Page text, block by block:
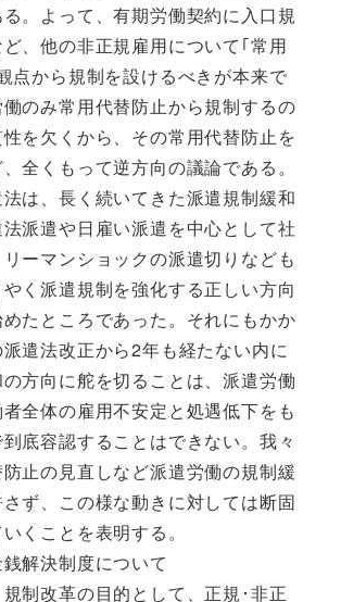
。よって、有期労働契約に入口規
、他の非正規雇用について｢常用
点から規制を設けるべきが本来で
のみ常用代替防止から規制するの
を欠くから、その常用代替防止を
全くもって逆方向の議論である。
は、長く続いてきた派遣規制緩和
派遣や日雇い派遣を中心として社
ーマンショックの派遣切りなども
く派遣規制を強化する正しい方向
たところであった。それにもかか
遣法改正から2年も経たない内に
方向に舵を切ることは、派遣労働
全体の雇用不安定と処遇低下をも
底容認することはできない。我々
止の見直しなど派遣労働の規制緩
ず、この様な動きに対しては断固
くことを表明する。
解決制度について
改革の目的として、正規･非正